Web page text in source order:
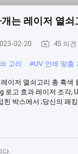
는 레이저 열
02-20 45 의견
고리 #UV 인쇄 맞춤
이저 열쇠고리 총 흑색
고 효과 레이저 조각,
박스에서 ;당신의 패킹
.